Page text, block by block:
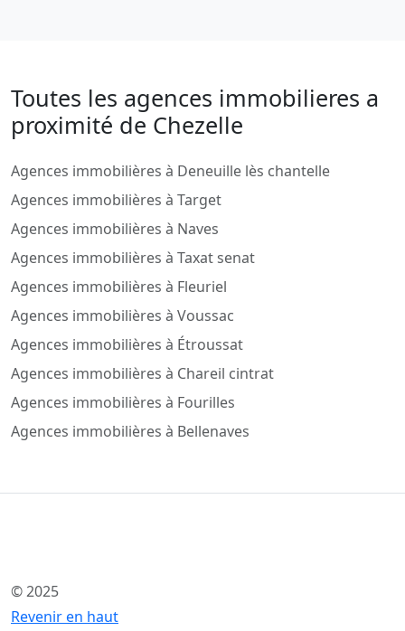
Toutes les agences immobilieres a
proximité de Chezelle
Agences immobilières à Deneuille lès chantelle
Agences immobilières à Target
Agences immobilières à Naves
Agences immobilières à Taxat senat
Agences immobilières à Fleuriel
Agences immobilières à Voussac
Agences immobilières à Étroussat
Agences immobilières à Chareil cintrat
Agences immobilières à Fourilles
Agences immobilières à Bellenaves
© 2025
Revenir en haut